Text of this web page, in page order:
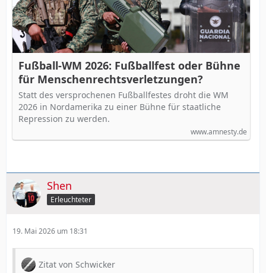
Fußball-WM 2026: Fußballfest oder Bühne
für Menschenrechtsverletzungen?
Statt des versprochenen Fußballfestes droht die WM
2026 in Nordamerika zu einer Bühne für staatliche
Repression zu werden.
www.amnesty.de
Shen
Erleuchteter
19. Mai 2026 um 18:31
Zitat von Schwicker